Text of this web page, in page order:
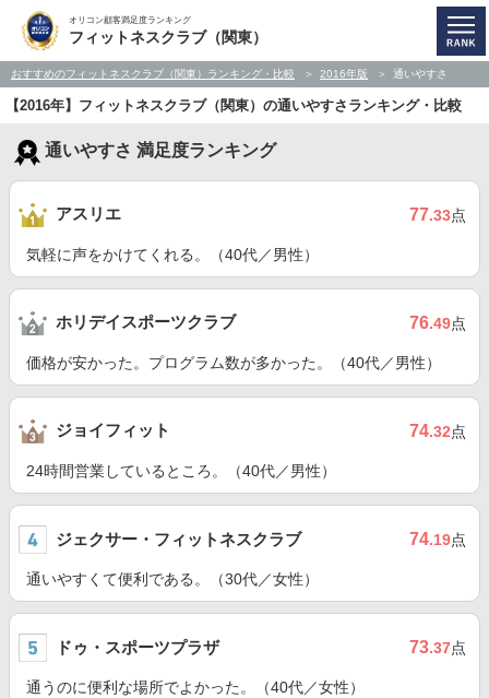
オリコン顧客満足度ランキング
フィットネスクラブ（関東）
おすすめのフィットネスクラブ（関東）ランキング・比較 2016年版 通いやすさ
【2016年】フィットネスクラブ（関東）の通いやすさランキング・比較
通いやすさ 満足度ランキング
アスリエ 77.33点
気軽に声をかけてくれる。（40代／男性）
ホリデイスポーツクラブ 76.49点
価格が安かった。プログラム数が多かった。（40代／男性）
ジョイフィット 74.32点
24時間営業しているところ。（40代／男性）
ジェクサー・フィットネスクラブ 74.19点
通いやすくて便利である。（30代／女性）
ドゥ・スポーツプラザ 73.37点
通うのに便利な場所でよかった。（40代／女性）